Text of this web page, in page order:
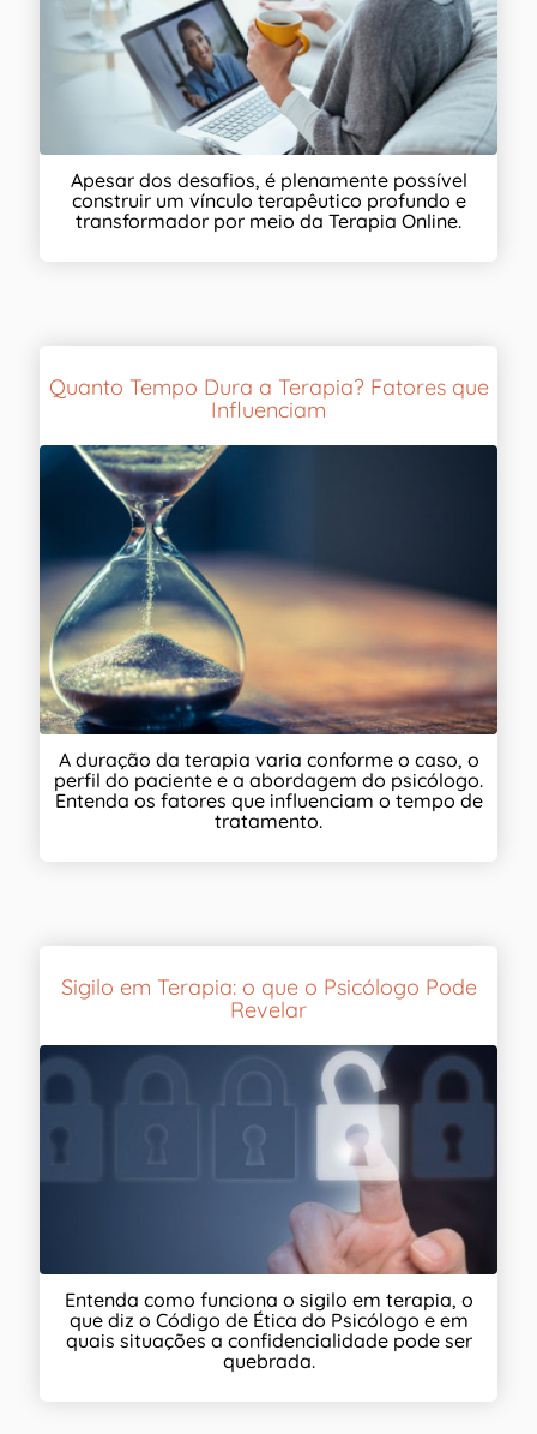
Apesar dos desafios, é plenamente possível
construir um vínculo terapêutico profundo e
transformador por meio da Terapia Online.
Quanto Tempo Dura a Terapia? Fatores que
Influenciam
A duração da terapia varia conforme o caso, o
perfil do paciente e a abordagem do psicólogo.
Entenda os fatores que influenciam o tempo de
tratamento.
Sigilo em Terapia: o que o Psicólogo Pode
Revelar
Entenda como funciona o sigilo em terapia, o
que diz o Código de Ética do Psicólogo e em
quais situações a confidencialidade pode ser
quebrada.